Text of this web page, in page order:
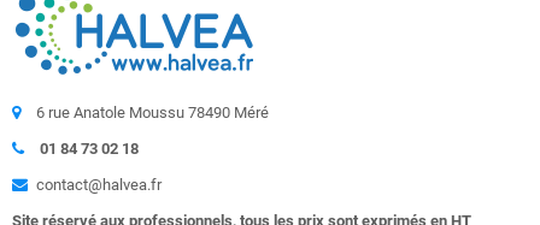
6 rue Anatole Moussu 78490 Méré
01 84 73 02 18
contact@halvea.fr
Site réservé aux professionnels, tous les prix sont exprimés en HT